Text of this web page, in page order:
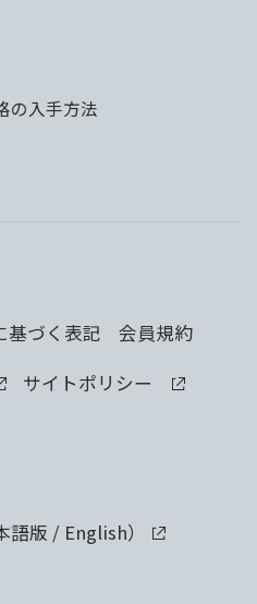
の入手方法
基づく表記
会員規約
サイトポリシー
語版 / English）